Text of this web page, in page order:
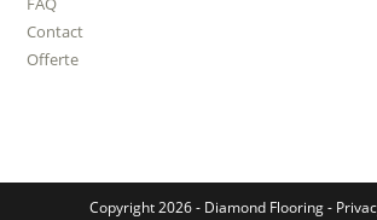
Contact
Offerte
Copyright 2026 - Diamond Flooring-